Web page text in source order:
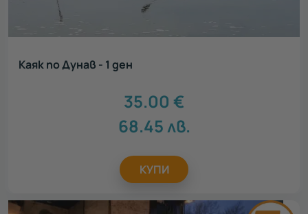
Каяк по Дунав - 1 ден
35.00 €
68.45лв.
КУПИ